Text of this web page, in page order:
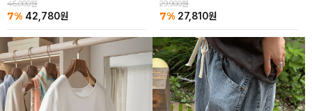
46,000원
7% 42,780원
29,900원
7% 27,810원